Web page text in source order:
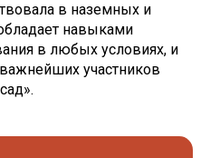
в наземных и
навыками
в любых условиях, и
участников